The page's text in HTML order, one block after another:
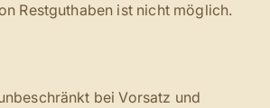
Restguthaben ist nicht möglich.
bei Vorsatz und